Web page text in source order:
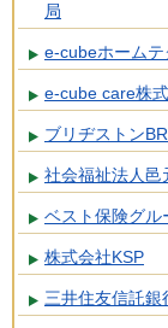
局
e-cubeホーム
e-cube care株
ブリヂストン
社会福祉法人邑
ベスト保険グル
株式会社KSP
三井住友信託銀